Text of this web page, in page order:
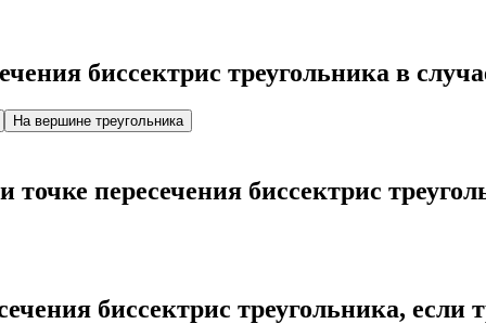
биссектрис треугольника в
На вершине треугольника
пересечения биссектрис
биссектрис треугольника, если